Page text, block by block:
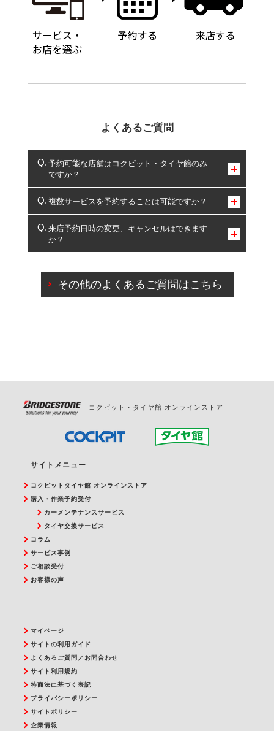
よくあるご質問
予約可能な店舗はコクピット・タイヤ館のみ
ですか？
コクピット・タイヤ館のみとなります。
複数サービスを予約することは可能ですか？
複数サービスのご予約は可能です。
一部の商品・サービスの組み合わせに限り、同時にご予約が
出来ないものもございます。
来店予約日時の変更、キャンセルはできます
か？
ご来店予約日の3営業日前を過ぎている場合のご予約
の日時変更につきましては、直接ご予約の店舗まで
その他のよくあるご質問はこちら
コクピット・タイヤ館 オンラインストア
サイトメニュー
コクピットタイヤ館 オンラインストア
購入・作業予約受付
カーメンテナンスサービス
タイヤ交換サービス
コラム
サービス事例
ご相談受付
お客様の声
マイページ
サイトの利用ガイド
よくあるご質問／お問合わせ
サイト利用規約
特商法に基づく表記
プライバシーポリシー
サイトポリシー
企業情報